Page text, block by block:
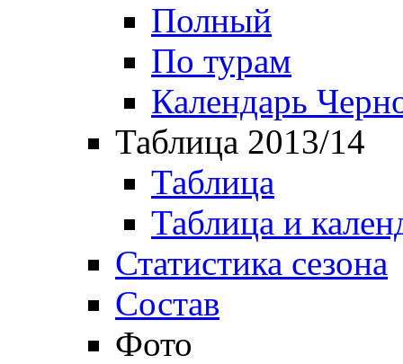
Полный
По турам
Календарь
Таблица 2013/14
Таблица
Таблица и
Статистика сезона
Состав
Фото